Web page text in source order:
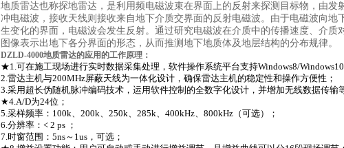
地质雷达也称探地雷达，是利用频电磁波束在界面上的反射来探测目标物，由
冲电磁波，接收天线则接收来自地下介质交界面的反射电磁波。由于电磁波向
生变化的界面，电磁波会发生反射。通过研究电磁波在介质中的传播速度、介
图像表示出地下各分界面的形态，从而推测地下地质体及地层结构的分布规律。
DZLD-4000地质雷达的应用的工作原理：
★1.可在施工现场进行实时数据采集处理，软件操作系统平台支持Windows8/
2.雷达主机与200MHz屏蔽天线为一体化设计，确保雷达主机的稳定性和操作方便性；
3.采用超长伪随机脉冲编码技术，运用软件控制的全数字化设计，并增加无线数据传输
★4.A/D为24位；
5.采样频率：100k、200k、250k、285k、400kHz、800kHz（可选）；
6.分辨率：< 2 ps ；
7.时窗范围：5ns～1us，可选；